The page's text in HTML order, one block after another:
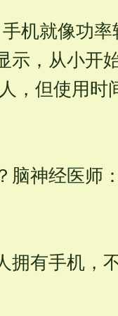
机就像功率
示，从小开
，但使用时
神经医师
拥有手机，